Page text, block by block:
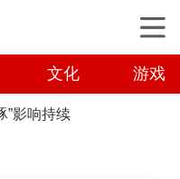
文化 游戏
”影响持续